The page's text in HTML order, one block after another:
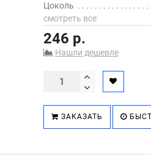
Цоколь
смотреть все
246 р.
Нашли дешевле
ЗАКАЗАТЬ